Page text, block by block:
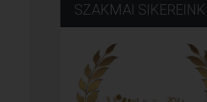
SZAKMAI SIKEREINK